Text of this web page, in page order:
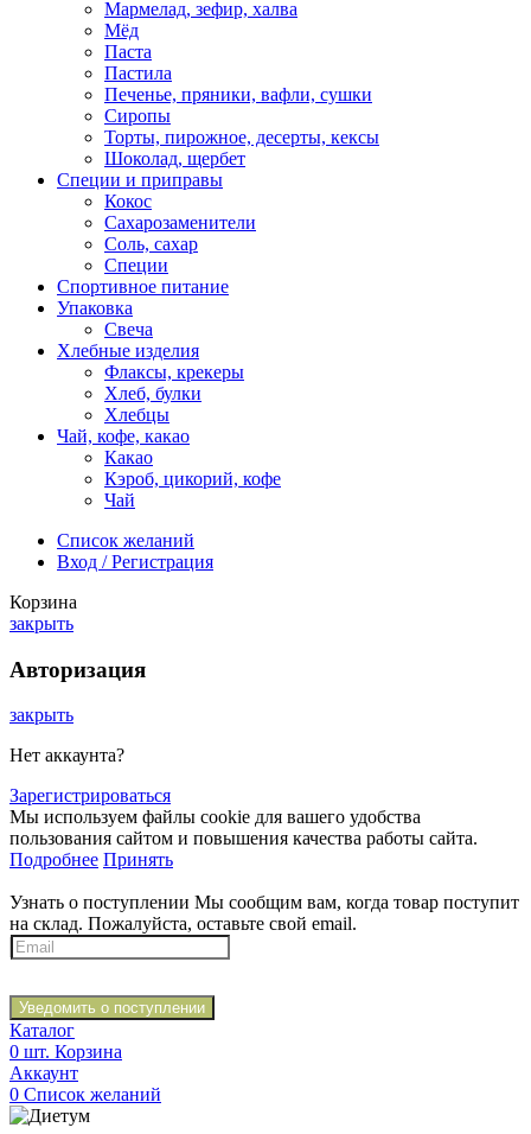
Мармелад, зефир, халва
Мёд
Паста
Пастила
Печенье, пряники, вафли, сушки
Сиропы
Торты, пирожное, десерты, кексы
Шоколад, щербет
Специи и приправы
Кокос
Сахарозаменители
Соль, сахар
Специи
Спортивное питание
Упаковка
Свеча
Хлебные изделия
Флаксы, крекеры
Хлеб, булки
Хлебцы
Чай, кофе, какао
Какао
Кэроб, цикорий, кофе
Чай
Список желаний
Вход / Регистрация
Корзина
закрыть
Авторизация
закрыть
Нет аккаунта?
Зарегистрироваться
Мы используем файлы cookie для вашего удобства
пользования сайтом и повышения качества работы сайта.
Подробнее Принять
Узнать о поступлении Мы сообщим вам, когда товар поступит
на склад. Пожалуйста, оставьте свой email.
Уведомить о поступлении
Каталог
0 шт. Корзина
Аккаунт
0 Список желаний